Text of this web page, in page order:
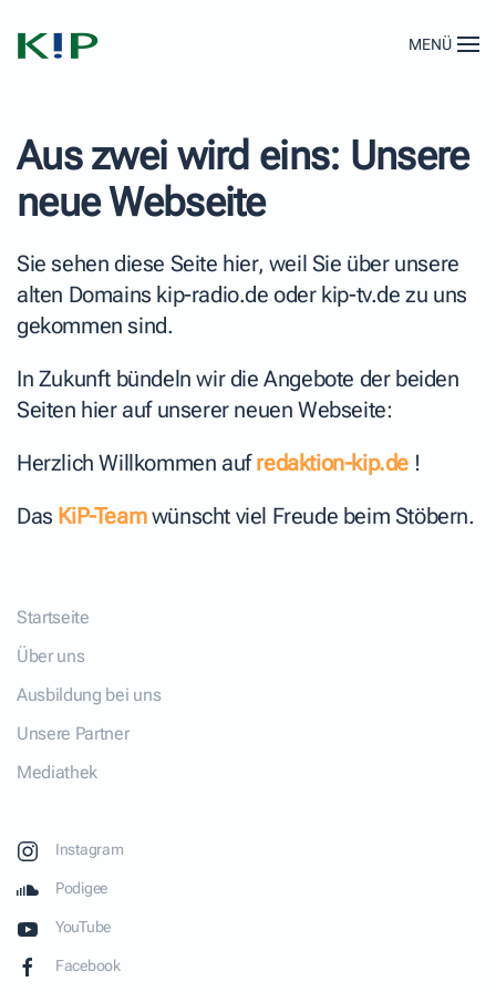
Zum Hauptinhalt springen
MENÜ
Aus zwei wird eins: Unsere
neue Webseite
Sie sehen diese Seite hier, weil Sie über unsere
alten Domains kip-radio.de oder kip-tv.de zu uns
gekommen sind.
In Zukunft bündeln wir die Angebote der beiden
Seiten hier auf unserer neuen Webseite:
Herzlich Willkommen aufredaktion-kip.de !
Das KiP-Teamwünscht viel Freude beim Stöbern.
Startseite
Über uns
Ausbildung bei uns
Unsere Partner
Mediathek
Instagram
Podigee
YouTube
Facebook